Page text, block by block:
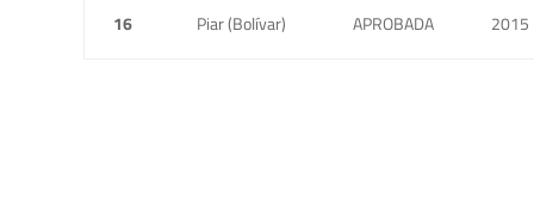
16 Piar (Bolívar) APROBADA 2015